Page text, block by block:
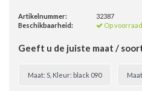
Artikelnummer:
32387
Beschikbaarheid:
Op voorraad
Geeft u de juiste maat /
Maat: S, Kleur: black 090